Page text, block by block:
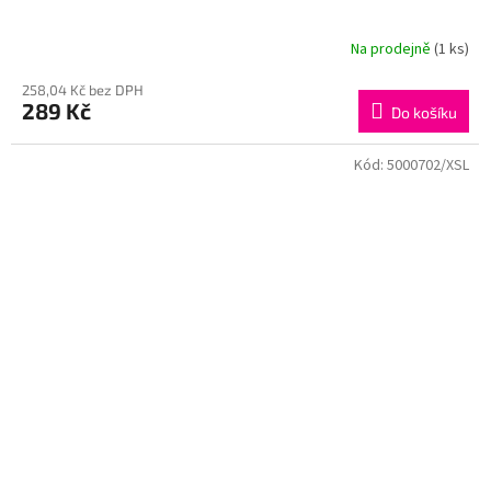
Na prodejně (1 ks)
258,04 Kč bez DPH
289 Kč Do košíku
Kód: 5000702/XSL